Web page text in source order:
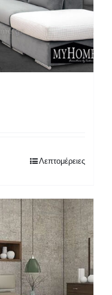
Λεπτομέρειες